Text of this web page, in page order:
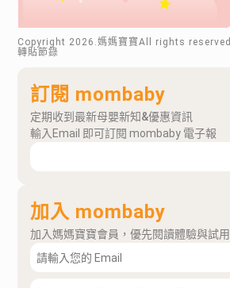
Copyright 2026 .媽媽寶寶All rights
轉貼節錄
訂閱 mombaby
定期收到最新母嬰新知&優惠資訊
輸入Email 即可訂閱 mombaby 電子報
加入 mombaby
加入媽媽寶寶會員，優先閱讀體驗與試